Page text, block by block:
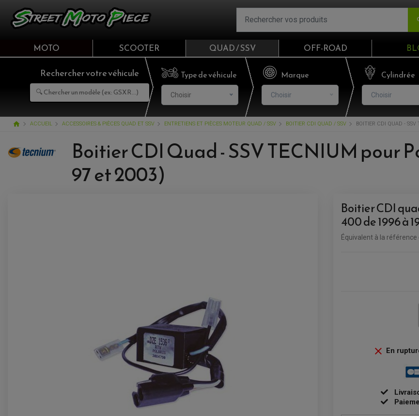
Email
Mot de passe
MOTO SCOOTER QUAD / SSV OFF-ROAD
Rechercher votre véhicule Type de véhicule
Choisir
Marque
Choisir
Cylindrée
Choisir
home ACCUEIL ACCESSOIRES & PIÈCES QUAD ET SSV ENTRETIENS ET PIÈCES MOTEUR QUAD / SSV BOITIER CDI QUAD / SSV BOITIER CDI QUAD -
Boitier CDI Quad - SSV TECNIUM pour
97 et 2003)
Boitier CDI
400 de 1996 à
Équivalent à la référence
 En